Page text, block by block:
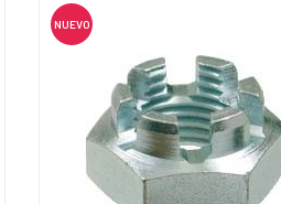
NUEVO